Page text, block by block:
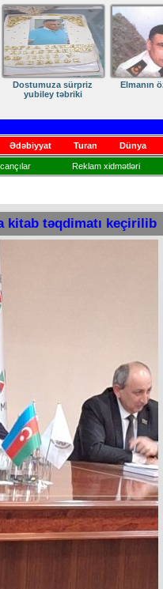
Dostumuza sürpriz
yubiley təbriki
Elmanın öz
Ədəbiyyat Turan Dünya
Reklam xidmətləri
kitab təqdimatı keçirilib